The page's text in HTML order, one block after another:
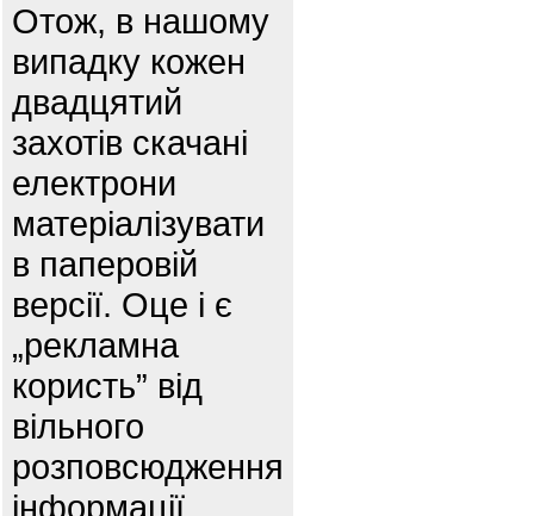
Отож, в нашому
випадку кожен
двадцятий
захотів скачані
електрони
матеріалізувати
в паперовій
версії. Оце і є
„рекламна
користь” від
вільного
розповсюдження
інформації